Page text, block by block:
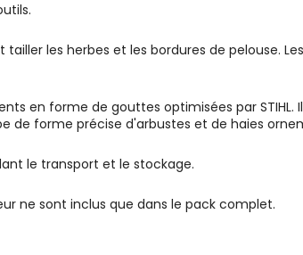
les herbes et les bordures de pelouse.
en forme de gouttes optimisées par
forme précise d'arbustes et de haies
le transport et le stockage.
ne sont inclus que dans le pack complet.